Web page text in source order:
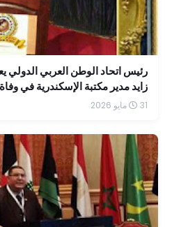
رئيس اتحاد الوطن العربي الدولي
زايد مدير مكتبة الإسكندرية في
31 مايو 2026